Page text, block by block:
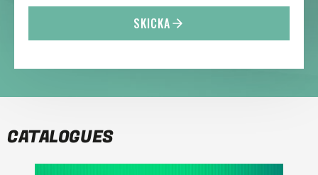
SKICKA
CATALOGUES